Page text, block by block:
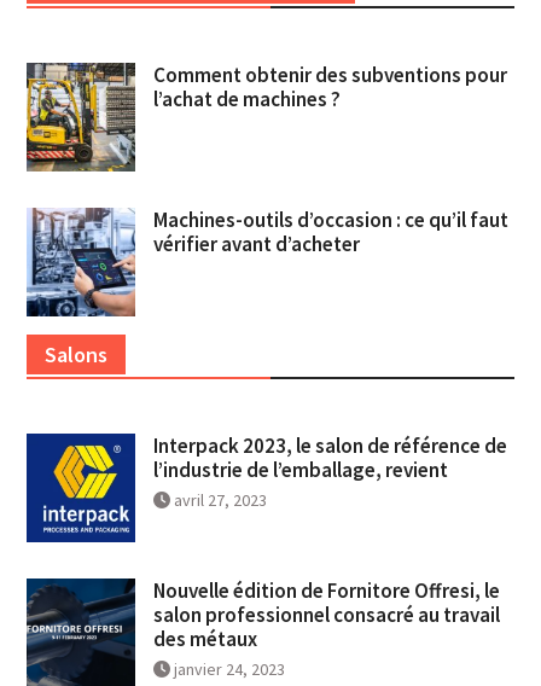
Comment obtenir des subventions pour
l’achat de machines ?
Machines-outils d’occasion : ce qu’il faut
vérifier avant d’acheter
Salons
Interpack 2023, le salon de référence de
l’industrie de l’emballage, revient
avril 27, 2023
Nouvelle édition de Fornitore Offresi, le
salon professionnel consacré au travail
des métaux
janvier 24, 2023